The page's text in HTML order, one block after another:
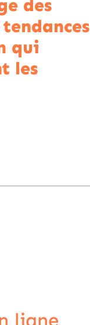
des
qui
les
ligne